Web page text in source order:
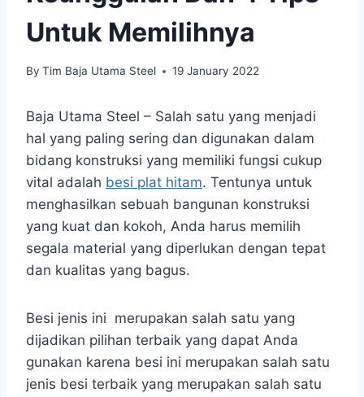
Untuk Memilihnya
By Tim Baja Utama Steel 19 January 2022
Baja Utama Steel – Salah satu yang menjadi
hal yang paling sering dan digunakan dalam
bidang konstruksi yang memiliki fungsi cukup
vital adalah besi plat hitam. Tentunya untuk
menghasilkan sebuah bangunan konstruksi
yang kuat dan kokoh, Anda harus memilih
segala material yang diperlukan dengan tepat
dan kualitas yang bagus.
Besi jenis ini merupakan salah satu yang
dijadikan pilihan terbaik yang dapat Anda
gunakan karena besi ini merupakan salah satu
jenis besi terbaik yang merupakan salah satu